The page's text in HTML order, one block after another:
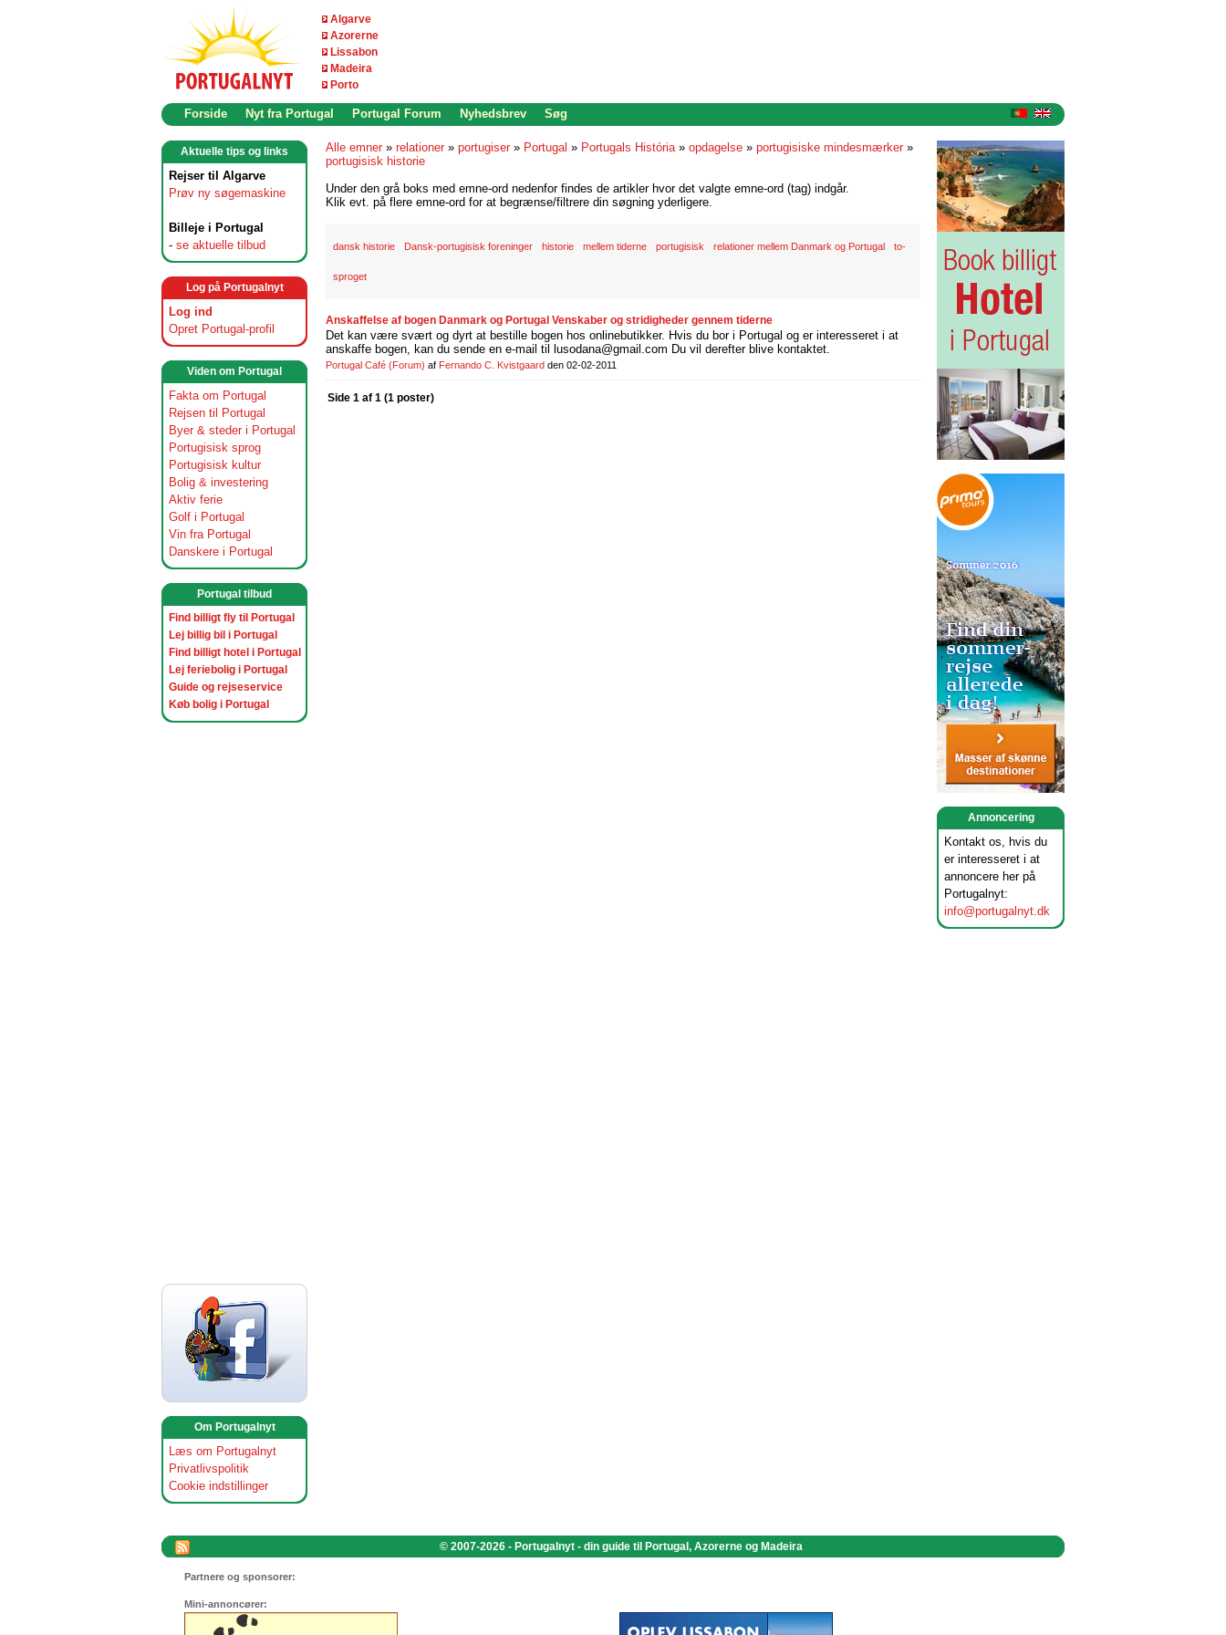
Algarve
Azorerne
Lissabon
Madeira
Porto
Forside Nyt fra Portugal Portugal Forum Nyhedsbrev Søg
Annoncering
Kontakt os, hvis du
er interesseret i at
annoncere her på
Portugalnyt:
info@portugalnyt.dk
Aktuelle tips og links
Rejser til Algarve
Prøv ny søgemaskine
Billeje i Portugal
- se aktuelle tilbud
Log på Portugalnyt
Log ind
Opret Portugal-profil
Viden om Portugal
Fakta om Portugal
Rejsen til Portugal
Byer & steder i Portugal
Portugisisk sprog
Portugisisk kultur
Bolig & investering
Aktiv ferie
Golf i Portugal
Vin fra Portugal
Danskere i Portugal
Portugal tilbud
Find billigt fly til Portugal
Lej billig bil i Portugal
Find billigt hotel i Portugal
Lej feriebolig i Portugal
Guide og rejseservice
Køb bolig i Portugal
Om Portugalnyt
Læs om Portugalnyt
Privatlivspolitik
Cookie indstillinger
Alle emner » relationer » portugiser » Portugal » Portugals História» opdagelse » portugisiske mindesmærker »
portugisisk historie
Under den grå boks med emne-ord nedenfor findes de artikler hvor det valgte emne-ord (tag) indgår.
Klik evt. på flere emne-ord for at begrænse/filtrere din søgning yderligere.
dansk historie Dansk-portugisisk foreninger historie mellem tiderne portugisisk relationer mellem Danmark og Portugal to-
sproget
Anskaffelse af bogen Danmark og Portugal Venskaber og stridigheder gennem tiderne
Det kan være svært og dyrt at bestille bogen hos onlinebutikker. Hvis du bor i Portugal og er interesseret i at
anskaffe bogen, kan du sende en e-mail til lusodana@gmail.com Du vil derefter blive kontaktet.
Portugal Café (Forum) af Fernando C. Kvistgaard den 02-02-2011
Side 1 af 1 (1 poster)
© 2007-2026 - Portugalnyt - din guide til Portugal, Azorerne og Madeira
Partnere og sponsorer:
Mini-annoncører: